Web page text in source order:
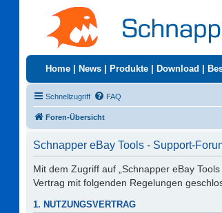
Home News Produkte Download
Schnellzugriff FAQ
Foren-Übersicht
Schnapper eBay Tools - Support-
Mit dem Zugriff auf „Schnapper eBay
Vertrag mit folgenden Regelungen
1. NUTZUNGSVERTRAG